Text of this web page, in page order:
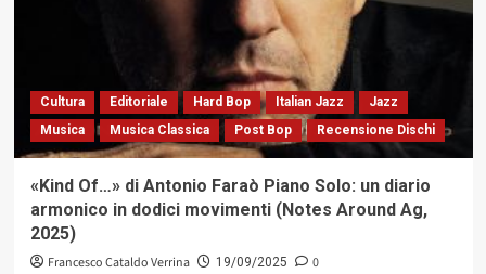
Cultura Editoriale Hard Bop Italian Jazz
Jazz
Musica
Musica Classica Post Bop Recensione Dischi
«Kind Of…» di Antonio Faraò Piano Solo: un diario
armonico in dodici movimenti (Notes Around Ag,
2025)
Francesco Cataldo Verrina 19/09/2025
0